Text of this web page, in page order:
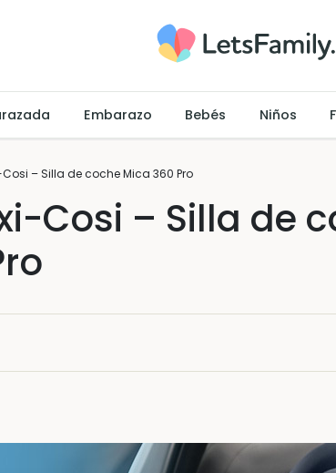
Embarazo Bebés Niños
– Silla de coche Mica 360 Pro
Cosi – Silla de